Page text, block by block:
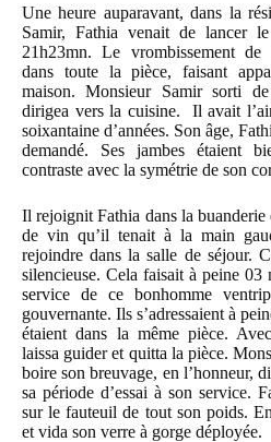
Une heure auparavant, dans la
Samir, Fathia venait de lancer
21h23mn. Le vrombissement
dans toute la pièce, faisant
maison. Monsieur Samir sorti
dirigea vers la cuisine. Il avait
soixantaine d’années. Son âge,
demandé. Ses jambes étaient
contraste avec la symétrie de son
Il rejoignit Fathia dans la
de vin qu’il tenait à la main
rejoindre dans la salle de séjour.
silencieuse. Cela faisait à peine 03
service de ce bonhomme
gouvernante. Ils s’adressaient à
étaient dans la même pièce.
laissa guider et quitta la pièce.
boire son breuvage, en l’honneur,
sa période d’essai à son service.
sur le fauteuil de tout son poids.
et vida son verre à gorge déployée.